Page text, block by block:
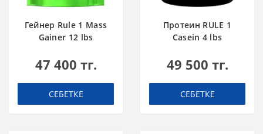
Гейнер Rule 1 Mass
Gainer 12 lbs
47 400 тг.
СЕБЕТКЕ
Протеин RULE 1
Casein 4 lbs
49 500 тг.
СЕБЕТКЕ